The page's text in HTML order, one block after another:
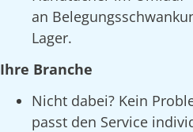
an
Lager.
Ihre Branche
Nicht dabei? Kein
passt den Service